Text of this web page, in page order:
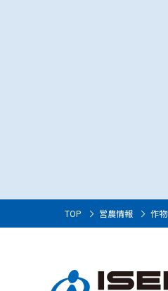
TOP 営農情報 作物